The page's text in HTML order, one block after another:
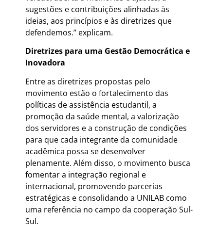
sugestões e contribuições alinhadas às
ideias, aos princípios e às diretrizes que
defendemos.” explicam.
Diretrizes para uma Gestão Democrática e
Inovadora
Entre as diretrizes propostas pelo
movimento estão o fortalecimento das
políticas de assistência estudantil, a
promoção da saúde mental, a valorização
dos servidores e a construção de condições
para que cada integrante da comunidade
acadêmica possa se desenvolver
plenamente. Além disso, o movimento busca
fomentar a integração regional e
internacional, promovendo parcerias
estratégicas e consolidando a UNILAB como
uma referência no campo da cooperação Sul-
Sul.